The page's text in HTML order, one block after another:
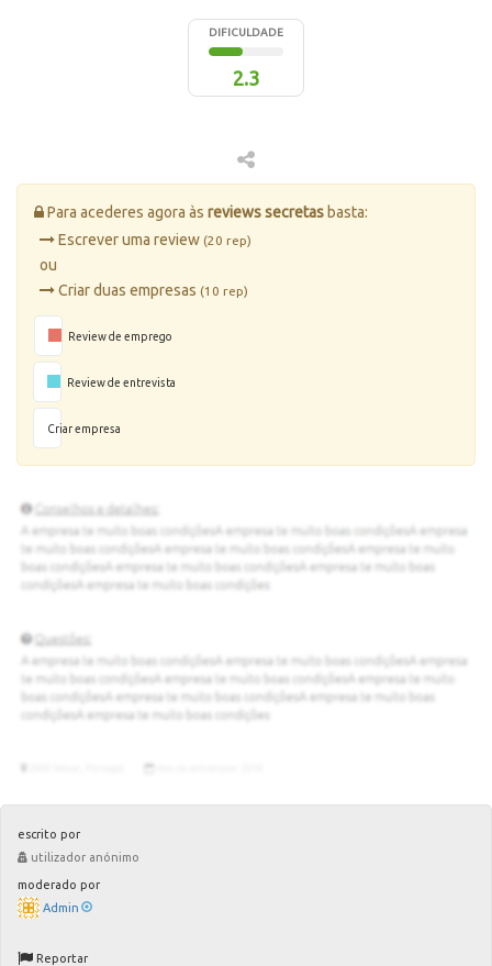
DIFICULDADE
2.3
Para acederes agora às reviews secretas basta:
Escrever uma review (20 rep)
ou
Criar duas empresas (10 rep)
Review de emprego
Review de entrevista
Criar empresa
escrito por
utilizador anónimo
moderado por
Admin
Reportar